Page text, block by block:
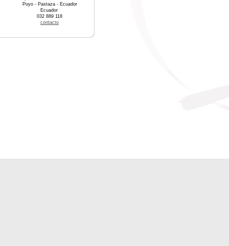
Puyo - Pastaza - Ecuador
Ecuador
032 889 118
contacto